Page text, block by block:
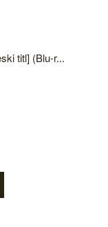
titl] (Blu-r...